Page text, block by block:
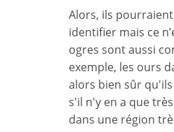
Alors, ils
identifier mais ce
ogres sont aussi
exemple, les ours
alors bien sûr
s'il n'y en a que
dans une région